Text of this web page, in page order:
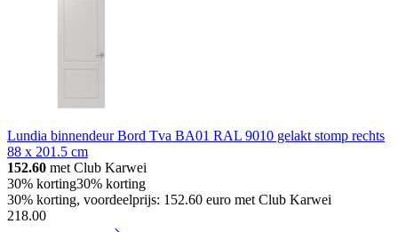
Lundia binnendeur Bord Tva BA01 RAL 9010 gelakt stomp rechts
88 x 201.5 cm
152.60 met Club Karwei
30% korting30% korting
30% korting, voordeelprijs: 152.60 euro met Club Karwei
218.00